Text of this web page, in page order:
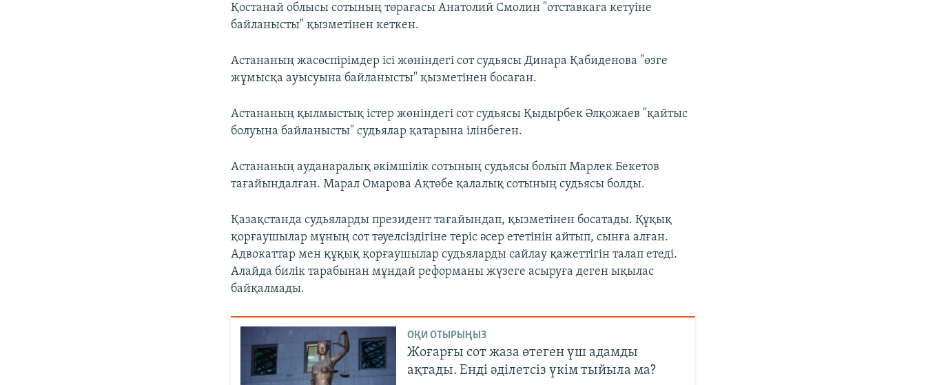
Қостанай облысы сотының төрағасы Анатолий Смолин "отставкаға кетуіне
байланысты" қызметінен кеткен.
Астананың жасөспірімдер ісі жөніндегі сот судьясы Динара Қабиденова "өзге
жұмысқа ауысуына байланысты" қызметінен босаған.
Астананың қылмыстық істер жөніндегі сот судьясы Қыдырбек Әлқожаев "қайтыс
болуына байланысты" судьялар қатарына ілінбеген.
Астананың ауданаралық әкімшілік сотының судьясы болып Марлек Бекетов
тағайындалған. Марал Омарова Ақтөбе қалалық сотының судьясы болды.
Қазақстанда судьяларды президент тағайындап, қызметінен босатады. Құқық
қорғаушылар мұның сот тәуелсіздігіне теріс әсер ететінін айтып, сынға алған.
Адвокаттар мен құқық қорғаушылар судьяларды сайлау қажеттігін талап етеді.
Алайда билік тарабынан мұндай реформаны жүзеге асыруға деген ықылас
байқалмады.
ОҚИ ОТЫРЫҢЫЗ
Жоғарғы сот жаза өтеген үш адамды
ақтады. Енді әділетсіз үкім тыйыла ма?